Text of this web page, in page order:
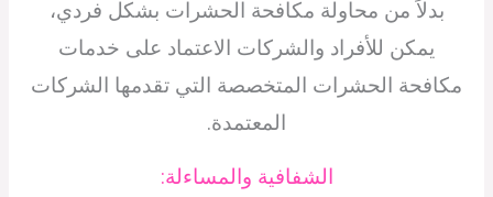
بدلاً من محاولة مكافحة الحشرات بشكل فردي،
يمكن للأفراد والشركات الاعتماد على خدمات
مكافحة الحشرات المتخصصة التي تقدمها الشركات
المعتمدة.
الشفافية والمساءلة: